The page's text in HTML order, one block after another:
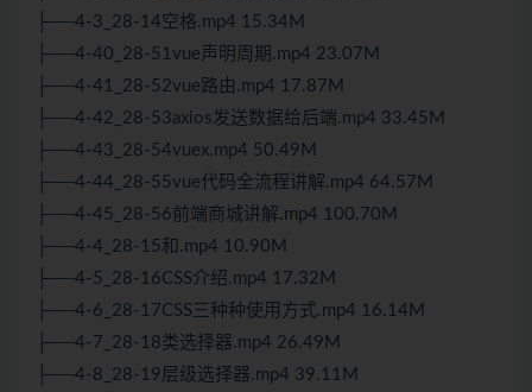
├──4-3_28-14空格.mp4 15.34M
├──4-40_28-51vue声明周期.mp4 23.07M
├──4-41_28-52vue路由.mp4 17.87M
├──4-42_28-53axios发送数据给后端.mp4 33.45M
├──4-43_28-54vuex.mp4 50.49M
├──4-44_28-55vue代码全流程讲解.mp4 64.57M
├──4-45_28-56前端商城讲解.mp4 100.70M
├──4-4_28-15和.mp4 10.90M
├──4-5_28-16CSS介绍.mp4 17.32M
├──4-6_28-17CSS三种种使用方式.mp4 16.14M
├──4-7_28-18类选择器.mp4 26.49M
├──4-8_28-19层级选择器.mp4 39.11M